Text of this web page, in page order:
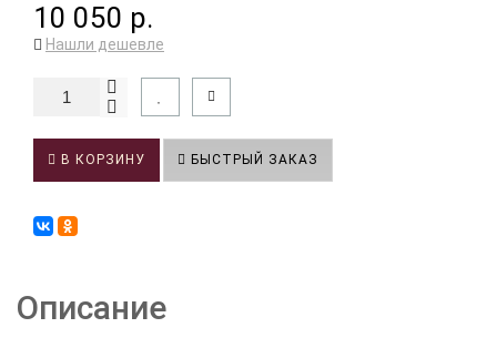
10 050 р.
Нашли дешевле
В КОРЗИНУ БЫСТРЫЙ ЗАКАЗ
Описание